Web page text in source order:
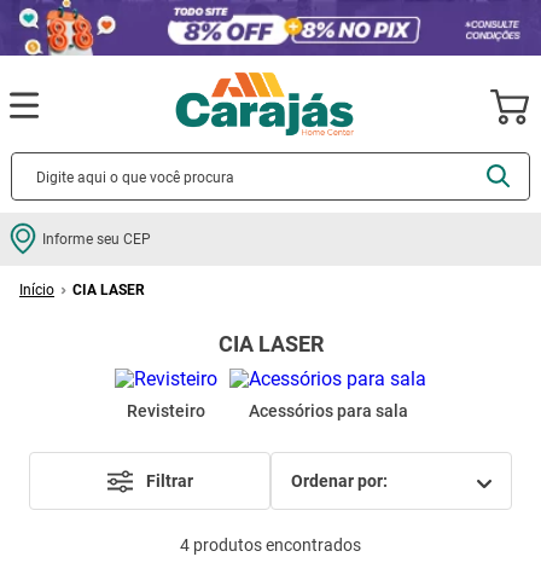
Informe seu CEP
CIA LASER
CIA LASER
Revisteiro Acessórios para sala
Filtrar ordenar por
4 produtos
Termos mais buscados
revestimento
6º vaso sanitário